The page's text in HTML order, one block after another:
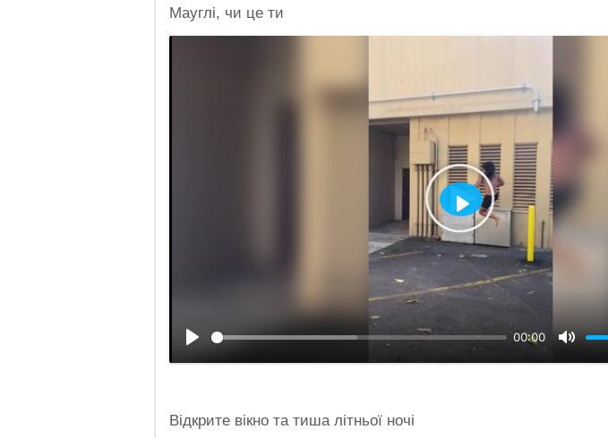
Мауглі, чи це ти
00:00
Відтворити
Відкрите вікно та тиша літньої ночі